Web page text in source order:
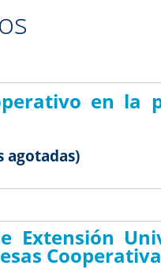
en la
agotadas)
Extensión